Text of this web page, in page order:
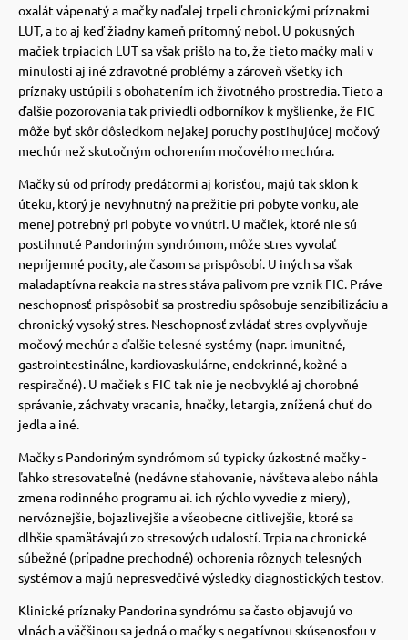
poukazy
oxalát vápenatý a mačky naďalej trpeli chronickými príznakmi
LUT, a to aj keď žiadny kameň prítomný nebol. U pokusných
mačiek trpiacich LUT sa však prišlo na to, že tieto mačky mali v
minulosti aj iné zdravotné problémy a zároveň všetky ich
príznaky ustúpili s obohatením ich životného prostredia.Tieto a
ďalšie pozorovania tak priviedli odborníkov k myšlienke, že FIC
môže byť skôr dôsledkom nejakej poruchy postihujúcej močový
mechúr než skutočným ochorením močového mechúra.
Mačky sú od prírody predátormi aj korisťou, majú tak sklon k
úteku, ktorý je nevyhnutný na prežitie pri pobyte vonku, ale
menej potrebný pri pobyte vo vnútri. U mačiek, ktoré nie sú
postihnuté Pandoriným syndrómom, môže stres vyvolať
nepríjemné pocity, ale časom sa prispôsobí. U iných sa však
maladaptívna reakcia na stres stáva palivom pre vznik FIC. Práve
neschopnosť prispôsobiť sa prostrediu spôsobuje senzibilizáciu a
chronický vysoký stres. Neschopnosť zvládať stres ovplyvňuje
močový mechúr a ďalšie telesné systémy (napr. imunitné,
gastrointestinálne, kardiovaskulárne, endokrinné, kožné a
respiračné). U mačiek s FIC tak nie je neobvyklé aj chorobné
správanie, záchvaty vracania, hnačky, letargia, znížená chuť do
jedla a iné.
Mačky s Pandoriným syndrómom sú typicky úzkostné mačky -
ľahko stresovateľné (nedávne sťahovanie, návšteva alebo náhla
zmena rodinného programu ai. ich rýchlo vyvedie z miery),
nervóznejšie, bojazlivejšie a všeobecne citlivejšie, ktoré sa
dlhšie spamätávajú zo stresových udalostí.Trpia na chronické
súbežné (prípadne prechodné) ochorenia rôznych telesných
systémov a majú nepresvedčivé výsledky diagnostických testov.
Klinické príznaky Pandorina syndrómu sa často objavujú vo
vlnách a väčšinou sa jedná o mačky s negatívnou skúsenosťou v